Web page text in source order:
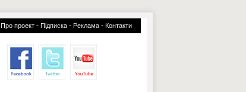
Про проект - Підписка - Реклама - Контакти